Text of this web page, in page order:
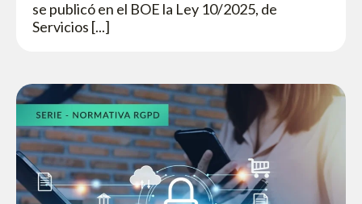
se publicó en el BOE la Ley 10/2025, de
Servicios [...]